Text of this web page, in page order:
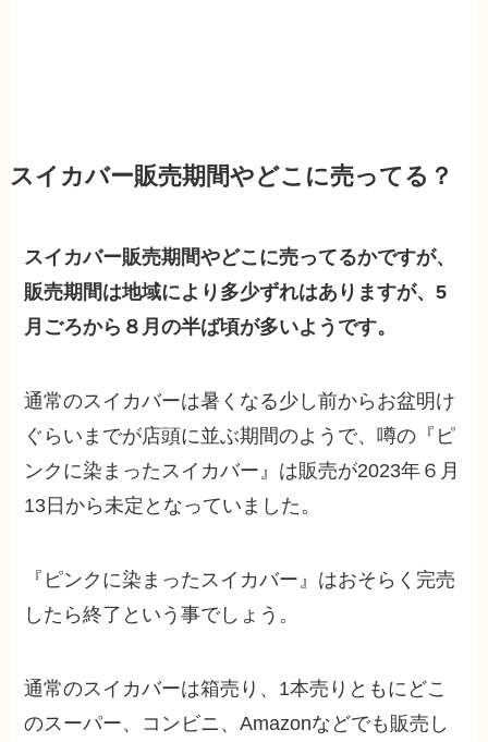
スイカバー販売期間やどこに売ってる？
スイカバー販売期間やどこに売ってるかですが、
販売期間は地域により多少ずれはありますが、5
月ごろから８月の半ば頃が多いようです。
通常のスイカバーは暑くなる少し前からお盆明け
ぐらいまでが店頭に並ぶ期間のようで、噂の『ピ
ンクに染まったスイカバー』は販売が2023年６月
13日から未定となっていました。
『ピンクに染まったスイカバー』はおそらく 完売
したら終了 という事でしょう。
通常のスイカバーは箱売り、1本売りともにどこ
のスーパー、コンビニ、Amazonなどでも販売し